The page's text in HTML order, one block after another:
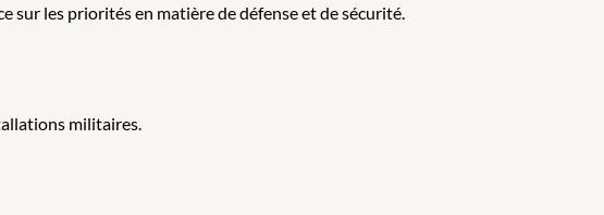
sur les priorités en matière de défense et de sécurité.
militaires.